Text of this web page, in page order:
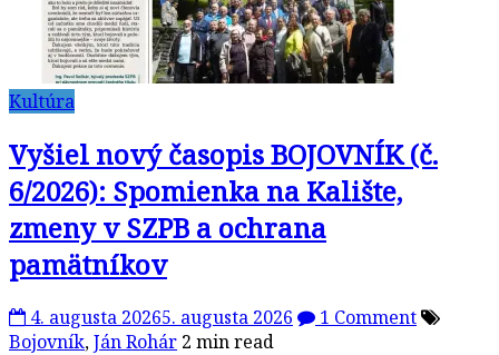
Kultúra
Vyšiel nový časopis BOJOVNÍK (č.
6/2026): Spomienka na Kalište,
zmeny v SZPB a ochrana
pamätníkov
4. augusta 20265. augusta 2026
1 Comment
Bojovník,Ján Rohár 2 min read